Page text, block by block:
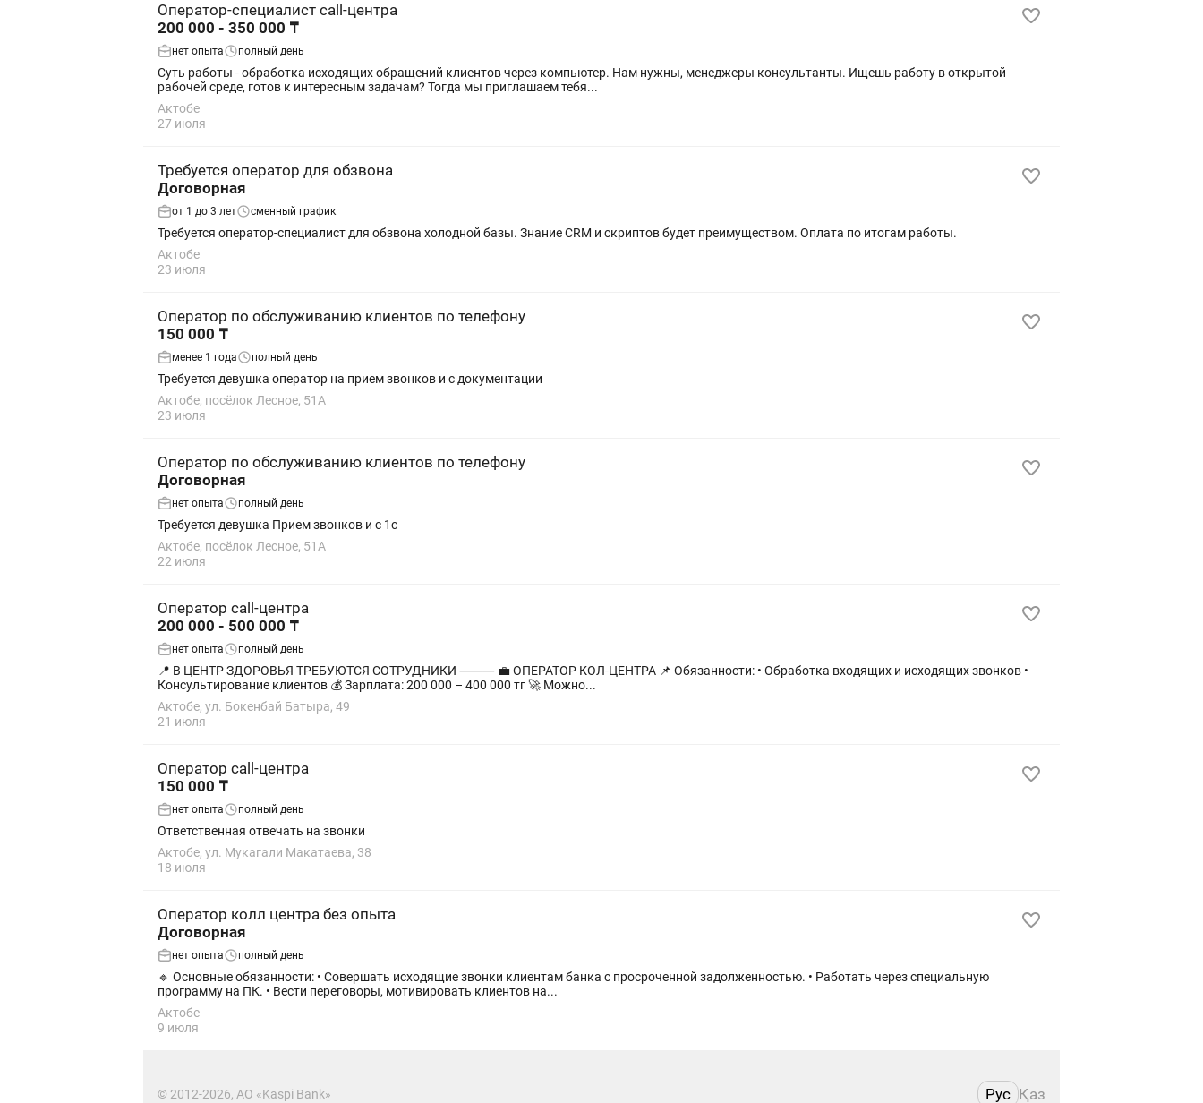
Оператор-специалист call-центра
200 000 - 350 000 ₸
нет опыта полный день
Суть работы - обработка исходящих обращений клиентов через компьютер. Нам нужны, менеджеры консультанты. Ищешь работу в открытой
рабочей среде, готов к интересным задачам? Тогда мы приглашаем тебя...
Актобе
27 июля
Требуется оператор для обзвона
Договорная
от 1 до 3 лет сменный график
Требуется оператор-специалист для обзвона холодной базы. Знание CRM и скриптов будет преимуществом. Оплата по итогам работы.
Актобе
23 июля
Оператор по обслуживанию клиентов по телефону
150 000 ₸
менее 1 года полный день
Требуется девушка оператор на прием звонков и с документации
Актобе, посёлок Лесное, 51А
23 июля
Оператор по обслуживанию клиентов по телефону
Договорная
нет опыта полный день
Требуется девушка Прием звонков и с 1с
Актобе, посёлок Лесное, 51А
22 июля
Оператор call-центра
200 000 - 500 000 ₸
нет опыта полный день
📍 В ЦЕНТР ЗДОРОВЬЯ ТРЕБУЮТСЯ СОТРУДНИКИ ⸻ 💼 ОПЕРАТОР КОЛ-ЦЕНТРА 📌 Обязанности: • Обработка входящих и исходящих звонков •
Консультирование клиентов 💰 Зарплата: 200 000 – 400 000 тг 🚀 Можно...
Актобе, ул. Бокенбай Батыра, 49
21 июля
Оператор call-центра
150 000 ₸
нет опыта полный день
Ответственная отвечать на звонки
Актобе, ул. Мукагали Макатаева, 38
18 июля
Оператор колл центра без опыта
Договорная
нет опыта полный день
🔹 Основные обязанности: • Совершать исходящие звонки клиентам банка с просроченной задолженностью. • Работать через специальную
программу на ПК. • Вести переговоры, мотивировать клиентов на...
Актобе
9 июля
© 2012-2026, АО «Kaspi Bank» Рус Қаз